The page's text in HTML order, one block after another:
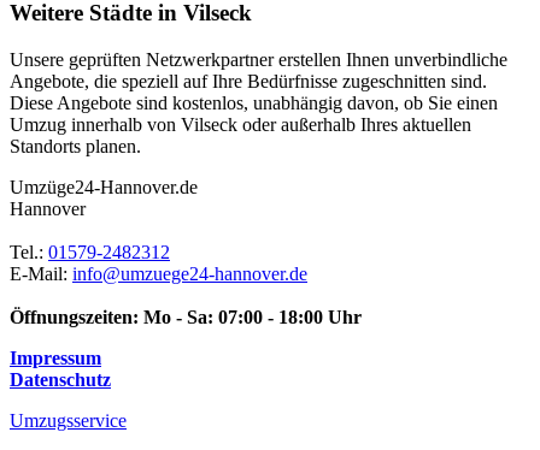
Weitere Städte in Vilseck
Unsere geprüften Netzwerkpartner erstellen Ihnen unverbindliche
Angebote, die speziell auf Ihre Bedürfnisse zugeschnitten sind.
Diese Angebote sind kostenlos, unabhängig davon, ob Sie einen
Umzug innerhalb von Vilseck oder außerhalb Ihres aktuellen
Standorts planen.
Umzüge24-Hannover.de
Hannover
Tel.: 01579-2482312
E-Mail: info@umzuege24-hannover.de
Öffnungszeiten: Mo - Sa: 07:00 - 18:00 Uhr
Impressum
Datenschutz
Umzugsservice